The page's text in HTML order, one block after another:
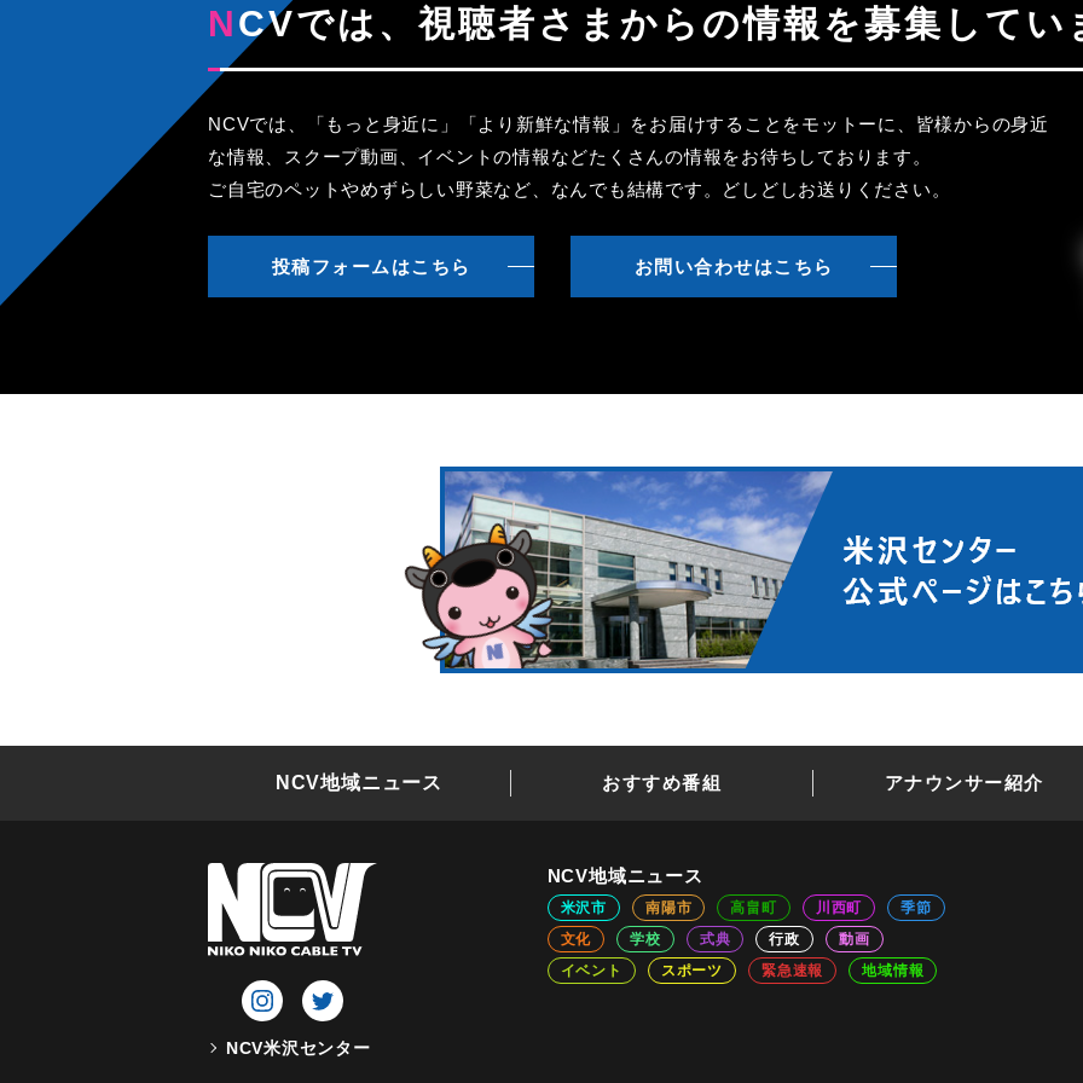
NCVでは、視聴者さまからの情報を募集してい
NCVでは、「もっと身近に」「より新鮮な情報」をお届けすることをモットーに、皆様からの身近
な情報、スクープ動画、イベントの情報などたくさんの情報をお待ちしております。
ご自宅のペットやめずらしい野菜など、なんでも結構です。どしどしお送りください。
投稿フォームはこちら お問い合わせはこちら
NCV地域ニュース おすすめ番組 アナウンサー紹介
NCV米沢センター
NCV地域ニュース
米沢市 南陽市 高畠町 川西町
季節
文化
学校 式典 行政
動画
イベント
スポーツ 緊急速報 地域情報